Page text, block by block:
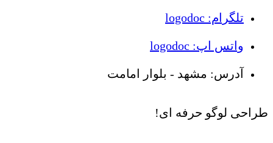
تلگرام: logodoc
واتس اپ: logodoc
آدرس: مشهد - بلوار امامت
طراحی لوگو حرفه ای!